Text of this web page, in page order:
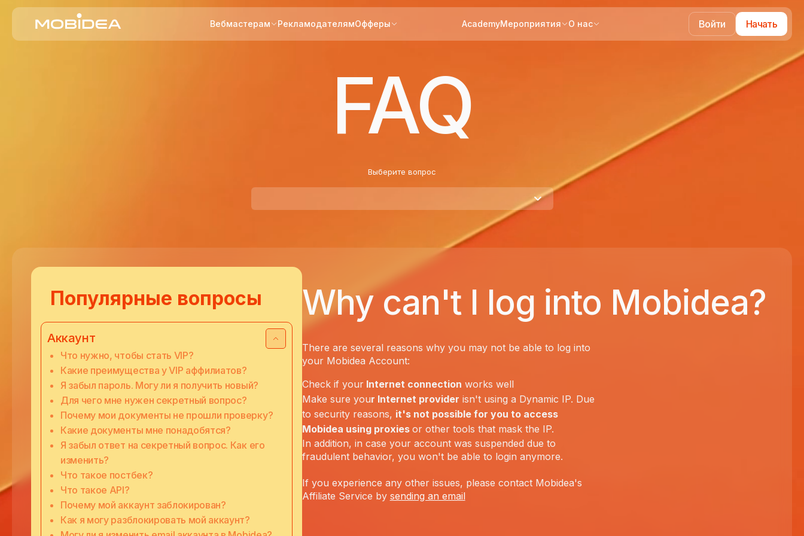
Вебмастерам РекламодателямОфферы AcademyМероприятия О нас Войти Начать
FAQ
Выберите вопрос
Популярные вопросы
Аккаунт
Что нужно, чтобы стать VIP?
Какие преимущества у VIP аффилиатов?
Я забыл пароль. Могу ли я получить новый?
Для чего мне нужен секретный вопрос?
Почему мои документы не прошли проверку?
Какие документы мне понадобятся?
Я забыл ответ на секретный вопрос. Как его
изменить?
Что такое постбек?
Что такое API?
Почему мой аккаунт заблокирован?
Как я могу разблокировать мой аккаунт?
Why can't I log into Mobidea?
There are several reasons why you may not be able to log into
your Mobidea Account:
Check if yourInternet connection works well
Make sure your Internet provider isn't using a Dynamic IP. Due
to security reasons, it's not possible for you to access
Mobidea using proxies or other tools that mask the IP.
In addition, in case your account was suspended due to
fraudulent behavior, you won't be able to login anymore.
If you experience any other issues, please contact Mobidea's
Affiliate Service by sending an email